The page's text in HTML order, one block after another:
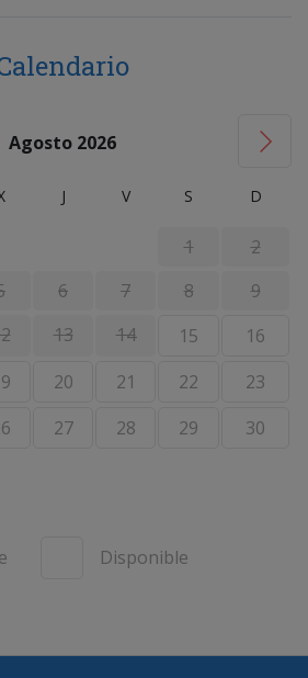
Agosto 2026
J V S D
1
2
6 7 8
9
13 14 15
16
20 21 22
23
27 28 29
30
Disponible